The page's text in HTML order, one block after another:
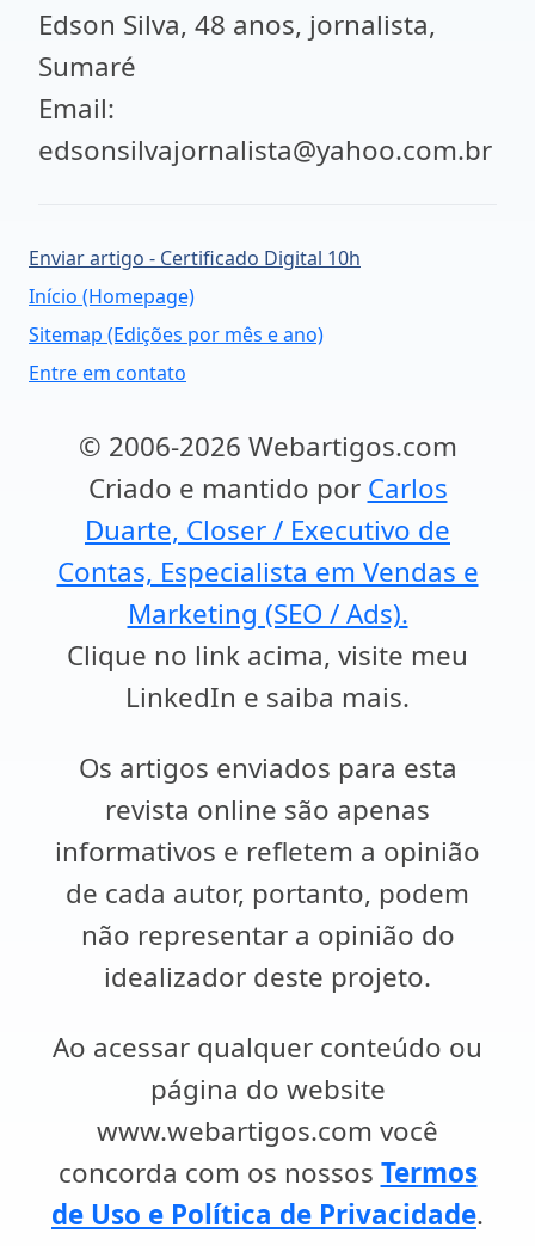
Edson Silva, 48 anos, jornalista,
Sumaré
Email:
edsonsilvajornalista@yahoo.com.br
Enviar artigo - Certificado Digital 10h
Início (Homepage)
Sitemap (Edições por mês e ano)
Entre em contato
© 2006-2026 Webartigos.com
Criado e mantido por Carlos
Duarte, Closer / Executivo de
Contas, Especialista em Vendas e
Marketing (SEO / Ads).
Clique no link acima, visite meu
LinkedIn e saiba mais.
Os artigos enviados para esta
revista online são apenas
informativos e refletem a opinião
de cada autor, portanto, podem
não representar a opinião do
idealizador deste projeto.
Ao acessar qualquer conteúdo ou
página do website
www.webartigos.com você
concorda com os nossos Termos
de Uso e Política de Privacidade.